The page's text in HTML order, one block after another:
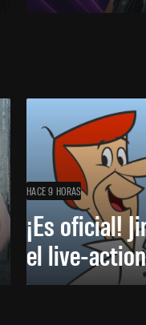
HACE 9 HORAS
¡Es oficial!
el live-